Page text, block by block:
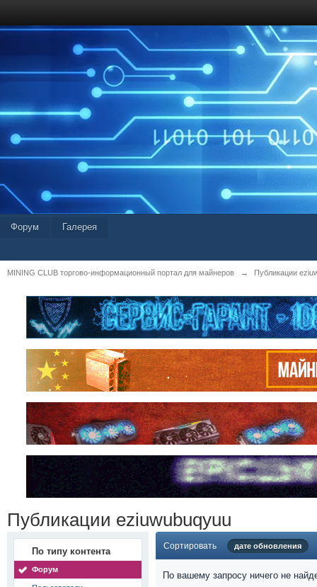
Форум Галерея
MINING CLUB торгово-информационный портал для майнеров → Публикации
Публикации eziuwubuqyuu
По типу контента
Форум
Сортировать дате обновления
По вашему запросу ничего не